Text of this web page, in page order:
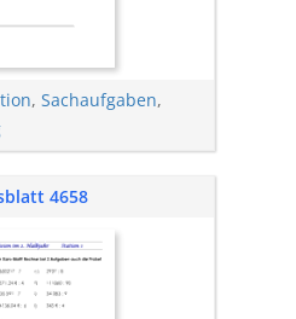
, Sachaufgaben,
4658